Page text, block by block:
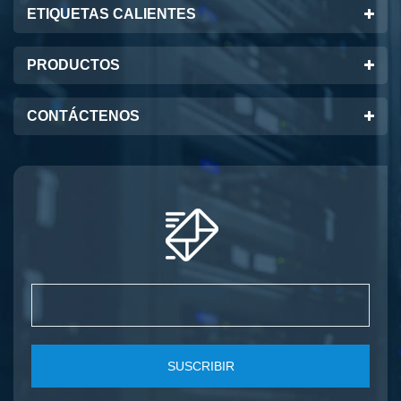
ETIQUETAS CALIENTES
PRODUCTOS
CONTÁCTENOS
SUSCRIBIR